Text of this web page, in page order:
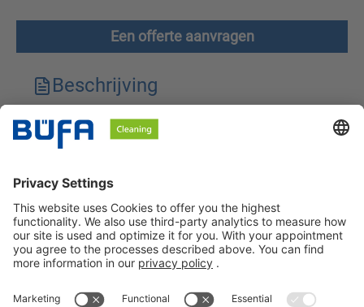
Een offerte aanvragen
Beschrijving
Technische kenmerken
Veiligheidsinstructies